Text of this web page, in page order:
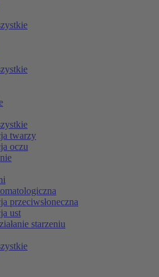
twarzy
oczu
przeciwsłoneczna
ust
starzeniu